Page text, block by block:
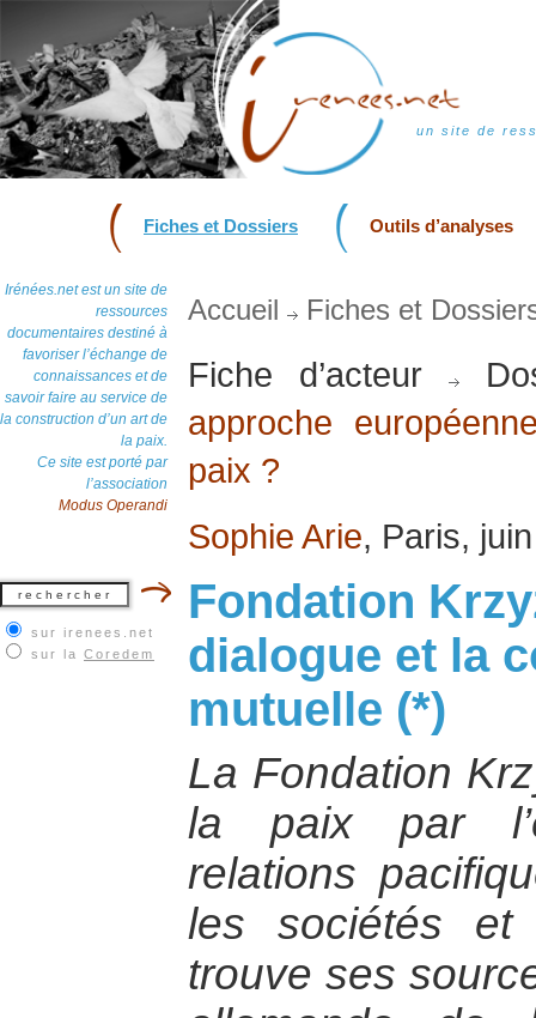
un site de
Fiches et Dossiers Outils d’analyses
Irénées.net est un site de
ressources
documentaires destiné à
favoriser l’échange de
connaissances et de
savoir faire au service de
la construction d’un art de
la paix.
Ce site est porté par
l’association
Modus Operandi
sur irenees.net
sur la Coredem
Accueil Fiches et
Fiche d’acteur
approche
paix ?
Sophie Arie, Paris,
Fondation
dialogue et la
mutuelle (*)
La Fondation
la paix par
relations
les sociétés et
trouve ses